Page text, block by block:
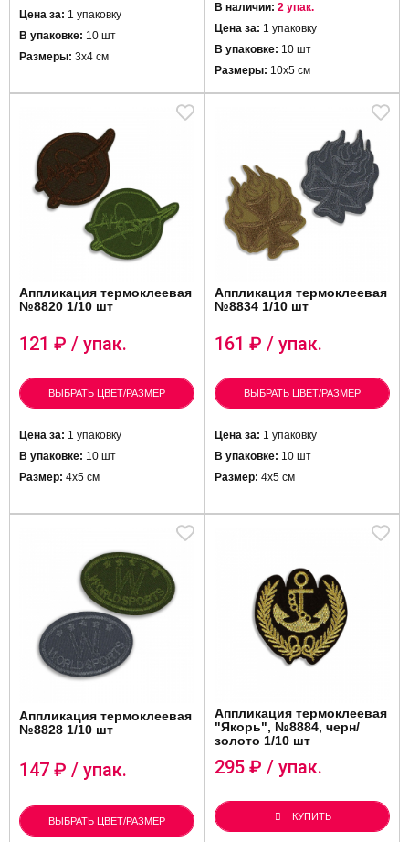
Цена за: 1 упаковку
В упаковке: 10 шт
Размеры: 3х4 см
В наличии: 2 упак.
Цена за: 1 упаковку
В упаковке: 10 шт
Размеры: 10х5 см
Аппликация термоклеевая
№8820 1/10 шт
121 ₽ / упак.
ВЫБРАТЬ ЦВЕТ/РАЗМЕР
Цена за: 1 упаковку
В упаковке: 10 шт
Размер: 4х5 см
Аппликация термоклеевая
№8834 1/10 шт
161 ₽ / упак.
ВЫБРАТЬ ЦВЕТ/РАЗМЕР
Цена за: 1 упаковку
В упаковке: 10 шт
Размер: 4х5 см
Аппликация термоклеевая
№8828 1/10 шт
147 ₽ / упак.
ВЫБРАТЬ ЦВЕТ/РАЗМЕР
Аппликация термоклеевая
"Якорь", №8884, черн/
золото 1/10 шт
295 ₽ / упак.
КУПИТЬ